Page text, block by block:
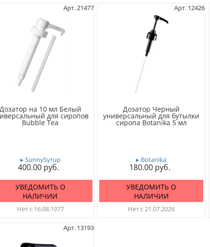
Арт. 21477
Дозатор на 10 мл Белый
для сиропов
Bubble Tea
▸ SunnySyrup
400.00
УВЕДОМИТЬ О
НАЛИЧИИ
Нет с 16.08.1977
Арт. 12426
Дозатор Черный
универсальный для бутылки
сиропа Botanika 5 мл
▸ Botanika
180.00
УВЕДОМИТЬ О
НАЛИЧИИ
Нет с 21.07.2026
Арт. 13193